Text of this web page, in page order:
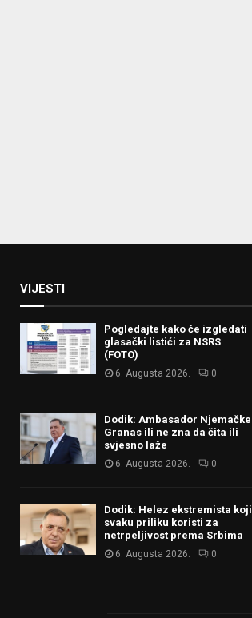
VIJESTI
Pogledajte kako će izgledati
glasački listići za NSRS
(FOTO)
6. Augusta 2026. 0
Dodik: Ambasador Njemačke
Granas ili ne zna da čita ili
svjesno laže
6. Augusta 2026. 0
Dodik: Helez ekstremista koji
svaku priliku koristi za
netrpeljivost prema Srbima
6. Augusta 2026. 0